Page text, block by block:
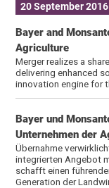
20 September 2016
Bayer and
Agriculture
Merger realizes a
delivering enhanced
innovation engine for
Bayer und
Unternehmen der
Übernahme
integrierten Angebot
schafft einen
Generation der